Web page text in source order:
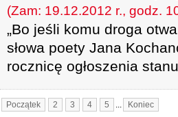
(Zam: 19.12.2012 r., godz.
„Bo jeśli komu droga
słowa poety Jana
rocznicę ogłoszenia
Początek 2 3 4 5 ... Koniec